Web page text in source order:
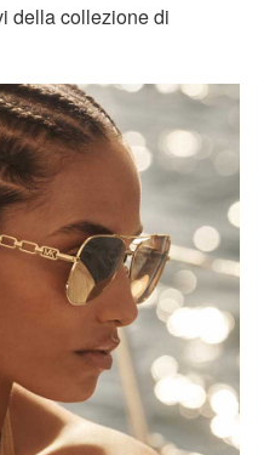
della collezione di